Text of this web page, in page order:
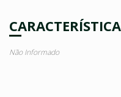
Não Informado